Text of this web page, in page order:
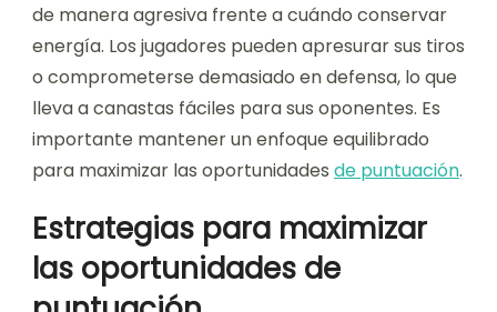
de manera agresiva frente a cuándo conservar
energía. Los jugadores pueden apresurar sus tiros
o comprometerse demasiado en defensa, lo que
lleva a canastas fáciles para sus oponentes. Es
importante mantener un enfoque equilibrado
para maximizar las oportunidades de puntuación.
Estrategias para maximizar
las oportunidades de